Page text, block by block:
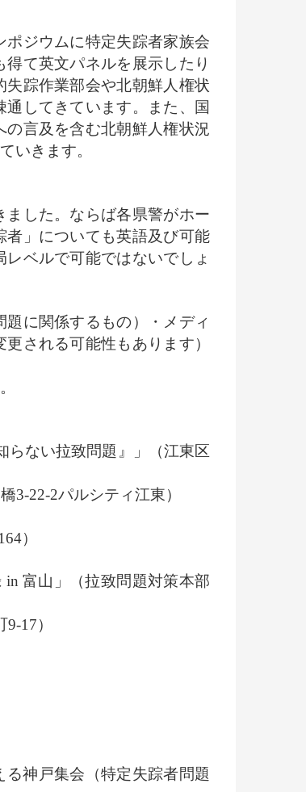
ジウムに特定失踪者家族会
て英文パネルを展示したり
踪作業部会や北朝鮮人権状
してきています。また、国
言及を含む北朝鮮人権状況
いきます。
した。ならば各県警がホー
者」についても英語及び可能
ベルで可能ではないでしょ
に関係するもの）・メディ
される可能性もあります）
ない拉致問題』」（江東区
3-22-2パルシティ江東）
）
富山」（拉致問題対策本部
17）
神戸集会（特定失踪者問題